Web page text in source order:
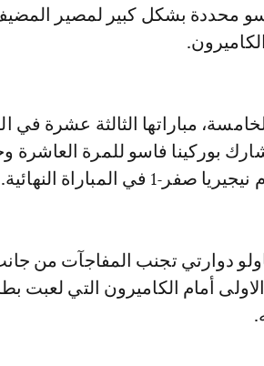
محددة بشكل كبير لمصير
مباراتها الثالثة عشرة في
هزائم)، بينما تشارك بوركينا فاسو للمرة
دوارتي تجنب المفاجآت من